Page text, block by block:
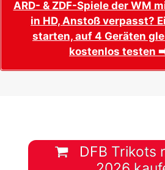
ARD- & ZDF-Spiele der WM
in HD, Anstoß verpasst?
starten, auf 4 Geräten
kostenlos testen
DFB Trikots